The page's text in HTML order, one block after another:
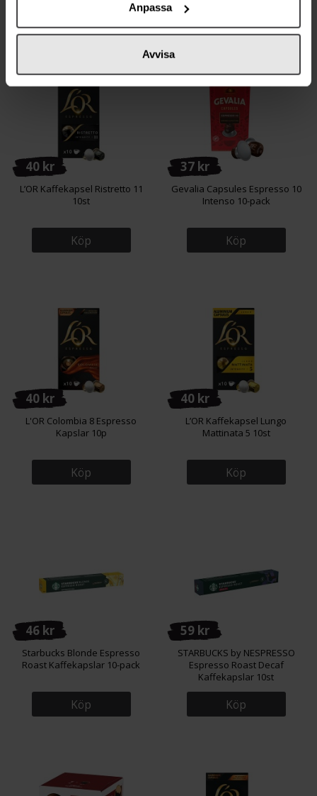
Anpassa
Avvisa
40 kr
L’OR Kaffekapsel Ristretto 11
10st
Köp
37 kr
Gevalia Capsules Espresso 10
Intenso 10-pack
Köp
40 kr
L'OR Colombia 8 Espresso
Kapslar 10p
Köp
40 kr
L’OR Kaffekapsel Lungo
Mattinata 5 10st
Köp
46 kr
Starbucks Blonde Espresso
Roast Kaffekapslar 10-pack
Köp
59 kr
STARBUCKS by NESPRESSO
Espresso Roast Decaf
Kaffekapslar 10st
Köp